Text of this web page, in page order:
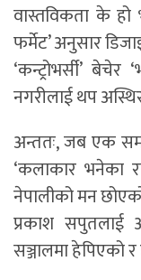
वास्तविकता के हो
फर्मेट’ अनुसार
‘कन्ट्रोभर्सी’
नगरीलाई थप
अन्ततः, जब एक
‘कलाकार भनेका
नेपालीको मन
प्रकाश सपुतलाई
सञ्जालमा हेपिएको